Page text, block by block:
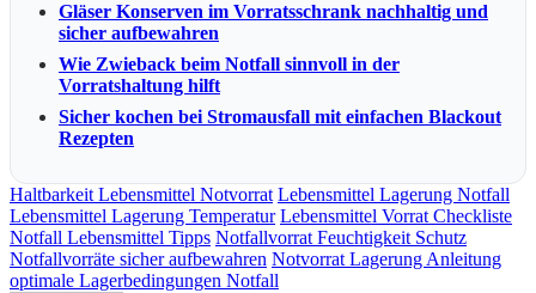
Gläser Konserven im Vorratsschrank nachhaltig und
sicher aufbewahren
Wie Zwieback beim Notfall sinnvoll in der
Vorratshaltung hilft
Sicher kochen bei Stromausfall mit einfachen Blackout
Rezepten
Haltbarkeit Lebensmittel Notvorrat Lebensmittel Lagerung Notfall
Lebensmittel Lagerung Temperatur Lebensmittel Vorrat Checkliste
Notfall Lebensmittel Tipps Notfallvorrat Feuchtigkeit Schutz
Notfallvorräte sicher aufbewahren Notvorrat Lagerung Anleitung
optimale Lagerbedingungen Notfall